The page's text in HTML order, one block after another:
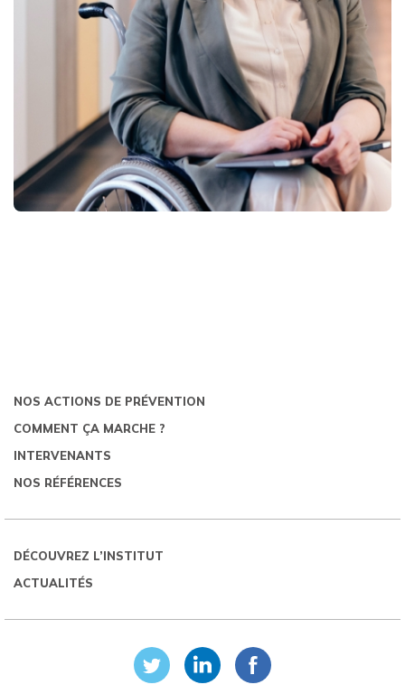
NOS ACTIONS DE PRÉVENTION
COMMENT ÇA MARCHE ?
INTERVENANTS
NOS RÉFÉRENCES
DÉCOUVREZ L’INSTITUT
ACTUALITÉS